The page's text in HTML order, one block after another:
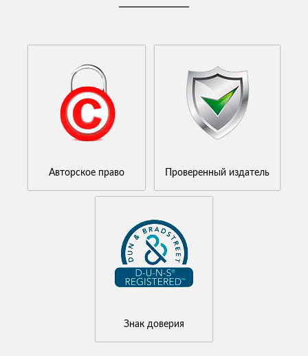
Авторское право Проверенный издатель
Знак доверия